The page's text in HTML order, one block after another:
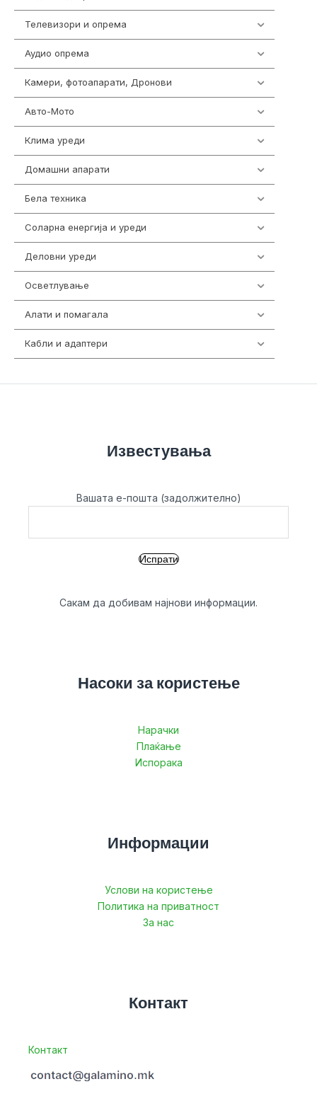
Телевизори и опрема
Аудио опрема
Камери, фотоапарати, Дронови
Авто-Мото
Клима уреди
Домашни апарати
Бела техника
Соларна енергија и уреди
Деловни уреди
Осветлување
Алати и помагала
Кабли и адаптери
Известувања
Вашата е-пошта (задолжително)
Сакам да добивам најнови информации.
Насоки за користење
Нарачки
Плаќање
Испорака
Информации
Услови на користење
Политика на приватност
За нас
Контакт
Контакт